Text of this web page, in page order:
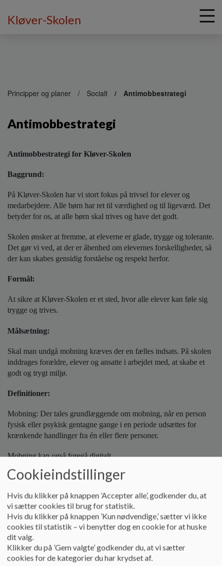
Kløver-Skolen
Principper og planer Socialt Antimobbestrategi
Antimobbestrategi
Antimobbestrategi for Kløver-Skolen
Baggrund:
På Kløver-Skolen har vi stort fokus på trivsel for elever og
medarbejdere. Alle børn har ret til værdighed og til ligeværd. Det
betyder for os, at alle børn skal trives og have det godt.
Skolen ønsker at fremme, at eleverne er glade, trygge og tolerante.
Det gør vi ved, at der er åbenhed om elevernes forskelligheder, så
der kan skabes gensidig forståelse og respekt herfor.
Formål:
At sikre at Kløver-Skolen er et sted, hvor alle elever kan føle sig
trygge og trives.
Målsætning:
Skal man undgå mobning kræves der en fælles indsats. På skolen
inddrages forældre, elever og ansatte i arbejdet med, at skabe et
godt og trygt miljø.
Definitioner:
Mobning: Der tales grundlæggende om mobning, når en person
fysisk eller psykisk gentagne gange i en periode udsættes for
krænkende handlinger fra én eller flere personer.
Mobning kan også foregå digitalt.
Forebyggelser:
Skolen:
Alle voksne siger fra ved dårlig opførsel, nedladende
kommentarer eller udelukkelse fra fællesskabet.
Eleverne laver i samarbejde med klassens personale regler for
god opførsel i klassen.
Cookieindstillinger
Hvis du klikker på knappen ’Accepter alle’, godkender du, at
vi sætter cookies til brug for statistik.
Hvis du klikker på knappen ’Kun nødvendige,’ sætter vi ikke
cookies til statistik – vi benytter dog en cookie for at huske
dit valg.
Klikker du på ’Gem valgte’ godkender du, at vi sætter
cookies for de kategorier du har krydset af.